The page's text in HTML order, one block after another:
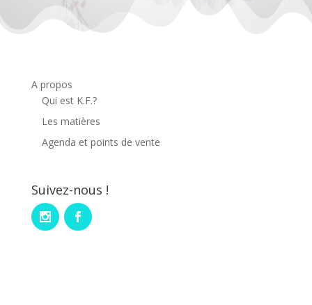
A propos
Qui est K.F.?
Les matières
Agenda et points de vente
Suivez-nous !